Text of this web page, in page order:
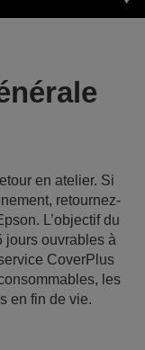
en atelier. Si
retournez-
L’objectif du
jours ouvrables à
CoverPlus
les
en fin de vie.